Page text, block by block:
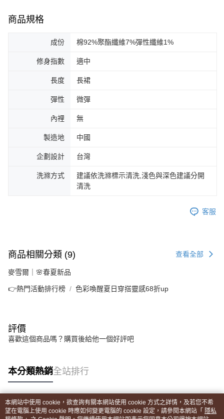
商品規格
成份 棉92%聚酯纖維7%彈性纖維1%
修身指數 適中
長度 長裙
彈性 微彈
內裡 無
製造地 中國
企劃設計 台灣
洗滌方式
建議依洗滌標示清洗,淺色與深色建議分開
清洗
客服
商品相關分類 (9) 查看全部
麥雪爾｜🌸春夏新品
👉熱門活動排行榜 色彩喚醒夏日穿搭靈感68折up
評價
喜歡這個商品嗎？購買後給他一個好評吧
本分類熱銷全站排行
熱門標籤
本網站中使用 cookie，欲查詢有關本網站使用 cookie 方式之詳情，及若您不希
望在電腦上使用 cookie 時應如何變更電腦的 cookie 設定，請參閱本網站「 隱私